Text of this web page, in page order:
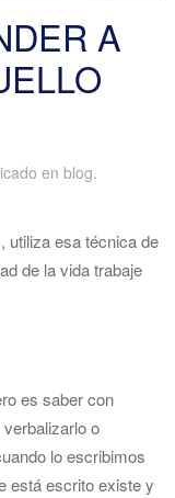
A
en blog.
utiliza esa técnica de
de la vida trabaje
es saber con
o
lo escribimos
está escrito existe y